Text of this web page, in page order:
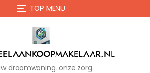
TOP MENU
droomwoning, onze zorg.